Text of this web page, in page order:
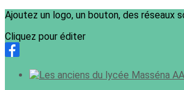
Ajoutez un logo, un bouton, des réseaux
Cliquez pour éditer